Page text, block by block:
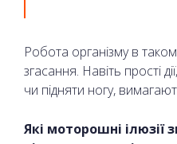
Робота організму в
згасання. Навіть прості
чи підняти ногу,
Які моторошні ілюзії